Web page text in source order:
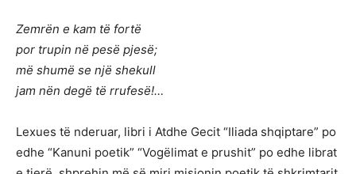
Zemrën e kam të fortë
por trupin në pesë pjesë;
më shumë se një shekull
jam nën degë të rrufesë!…
Lexues të nderuar, libri i Atdhe Gecit “Iliada shqiptare” po
edhe “Kanuni poetik” “Vogëlimat e prushit” po edhe librat